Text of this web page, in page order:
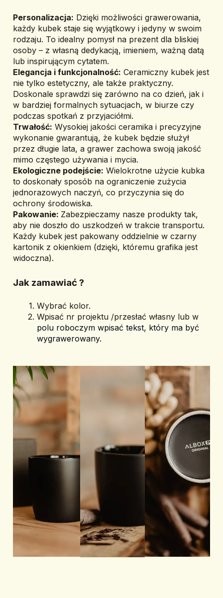
Personalizacja: Dzięki możliwości grawerowania,
każdy kubek staje się wyjątkowy i jedyny w swoim
rodzaju. To idealny pomysł na prezent dla bliskiej
osoby – z własną dedykacją, imieniem, ważną datą
lub inspirującym cytatem.
Elegancja i funkcjonalność: Ceramiczny kubek jest
nie tylko estetyczny, ale także praktyczny.
Doskonale sprawdzi się zarówno na co dzień, jak i
w bardziej formalnych sytuacjach, w biurze czy
podczas spotkań z przyjaciółmi.
Trwałość: Wysokiej jakości ceramika i precyzyjne
wykonanie gwarantują, że kubek będzie służył
przez długie lata, a grawer zachowa swoją jakość
mimo częstego używania i mycia.
Ekologiczne podejście: Wielokrotne użycie kubka
to doskonały sposób na ograniczenie zużycia
jednorazowych naczyń, co przyczynia się do
ochrony środowiska.
Pakowanie: Zabezpieczamy nasze produkty tak,
aby nie doszło do uszkodzeń w trakcie transportu.
Każdy kubek jest pakowany oddzielnie w czarny
kartonik z okienkiem (dzięki, któremu grafika jest
widoczna).
Jak zamawiać ?
Wybrać kolor.
polu roboczym wpisać tekst, który ma być
wygrawerowany.